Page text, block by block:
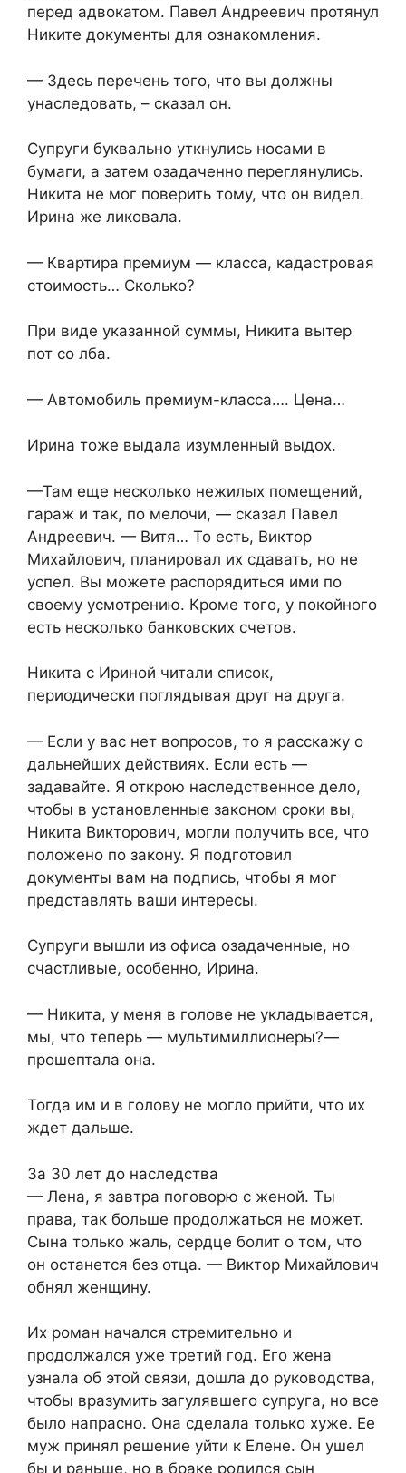
перед адвокатом. Павел Андреевич протянул
Никите документы для ознакомления.
— Здесь перечень того, что вы должны
унаследовать, – сказал он.
Супруги буквально уткнулись носами в
бумаги, а затем озадаченно переглянулись.
Никита не мог поверить тому, что он видел.
Ирина же ликовала.
— Квартира премиум — класса, кадастровая
стоимость… Сколько?
При виде указанной суммы, Никита вытер
пот со лба.
— Автомобиль премиум-класса…. Цена…
Ирина тоже выдала изумленный выдох.
—Там еще несколько нежилых помещений,
гараж и так, по мелочи, — сказал Павел
Андреевич. — Витя… То есть, Виктор
Михайлович, планировал их сдавать, но не
успел. Вы можете распорядиться ими по
своему усмотрению. Кроме того, у покойного
есть несколько банковских счетов.
Никита с Ириной читали список,
периодически поглядывая друг на друга.
— Если у вас нет вопросов, то я расскажу о
дальнейших действиях. Если есть —
задавайте. Я открою наследственное дело,
чтобы в установленные законом сроки вы,
Никита Викторович, могли получить все, что
положено по закону. Я подготовил
документы вам на подпись, чтобы я мог
представлять ваши интересы.
Супруги вышли из офиса озадаченные, но
счастливые, особенно, Ирина.
— Никита, у меня в голове не укладывается,
мы, что теперь — мультимиллионеры?—
прошептала она.
Тогда им и в голову не могло прийти, что их
ждет дальше.
За 30 лет до наследства
— Лена, я завтра поговорю с женой. Ты
права, так больше продолжаться не может.
Сына только жаль, сердце болит о том, что
он останется без отца. — Виктор Михайлович
обнял женщину.
Их роман начался стремительно и
продолжался уже третий год. Его жена
узнала об этой связи, дошла до руководства,
чтобы вразумить загулявшего супруга, но все
было напрасно. Она сделала только хуже. Ее
муж принял решение уйти к Елене. Он ушел
бы и раньше, но в браке родился сын